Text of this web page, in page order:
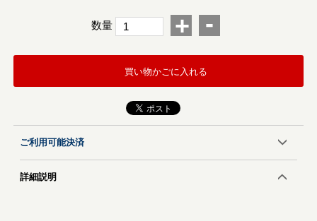
数量 + -
買い物かごに入れる
ご利用可能決済
詳細説明